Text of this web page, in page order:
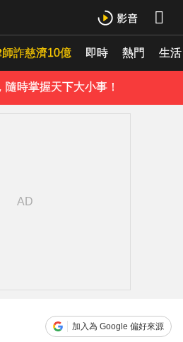
師詐慈濟10億 即時 熱門 生活
時掌握天下大小事！
加入為 Google 偏好來源